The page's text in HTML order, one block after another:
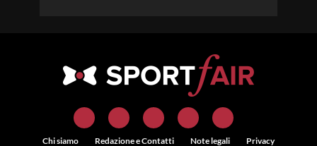
Chi siamo Redazione e Contatti Note legali Privacy